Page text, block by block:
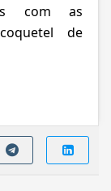
com as
de